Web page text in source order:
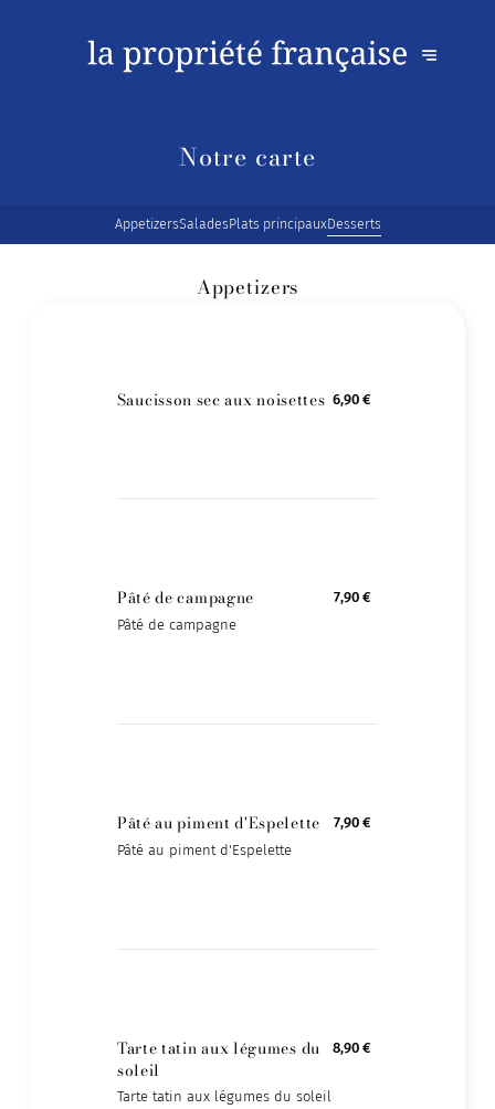
Notre carte
AppetizersSaladesPlats principauxDesserts
Appetizers
Saucisson sec aux noisettes 6,90 €
Pâté de campagne
Pâté de campagne
7,90 €
Pâté au piment d'Espelette
Pâté au piment d'Espelette
7,90 €
Tarte tatin aux légumes du
soleil
Tarte tatin aux légumes du soleil
8,90 €